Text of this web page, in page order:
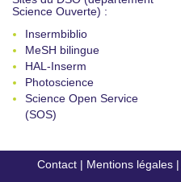
Science Ouverte) :
Insermbiblio
MeSH bilingue
HAL-Inserm
Photoscience
Science Open Service
(SOS)
Contact | Mentions légales |